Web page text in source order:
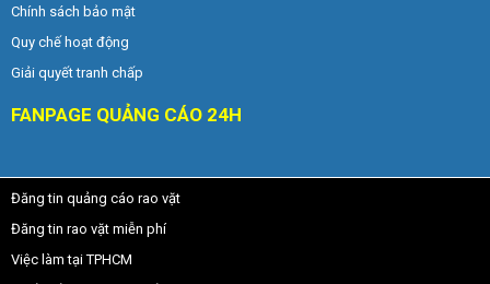
Chính sách bảo mật
Quy chế hoạt động
Giải quyết tranh chấp
FANPAGE QUẢNG CÁO 24H
Đăng tin quảng cáo rao vặt
Đăng tin rao vặt miễn phí
Việc làm tại TPHCM